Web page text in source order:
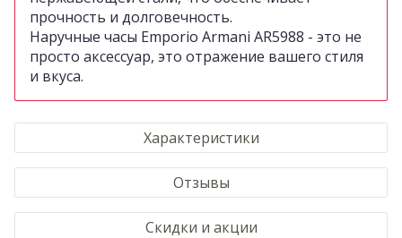
прочность и долговечность.
Наручные часы Emporio Armani AR5988 - это не
просто аксессуар, это отражение вашего стиля
и вкуса.
Характеристики
Отзывы
Скидки и акции